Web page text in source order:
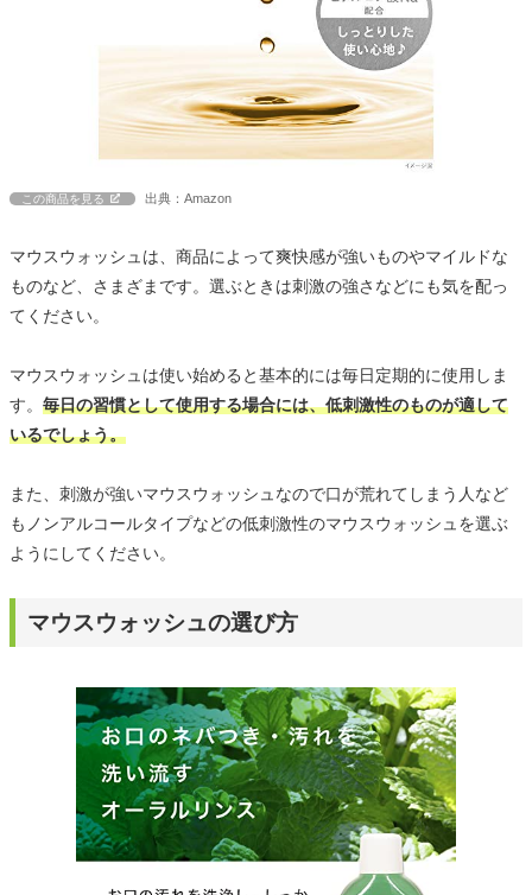
この商品を見る 出典：Amazon
マウスウォッシュは、商品によって爽快感が強いものやマイルドな
ものなど、さまざまです。選ぶときは刺激の強さなどにも気を配っ
てください。
マウスウォッシュは使い始めると基本的には毎日定期的に使用しま
す。 毎日の習慣として使用する場合には、低刺激性のものが適して
いるでしょう。
また、刺激が強いマウスウォッシュなので口が荒れてしまう人など
もノンアルコールタイプなどの低刺激性のマウスウォッシュを選ぶ
ようにしてください。
マウスウォッシュの選び方